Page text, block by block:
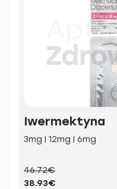
Iwermektyna
3mg | 12mg | 6mg
46.72€
38.93€